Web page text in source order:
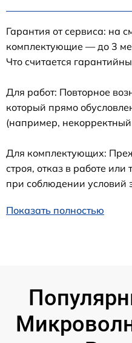
Гарантия от сервиса: на
комплектующие — до 3
Что считается
Для работ: Повторное
который прямо
(например,
Для комплектующих:
строя, отказ в работе
при соблюдении условий
Показать полностью